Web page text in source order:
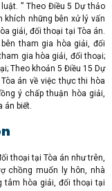
” Theo Điều 5 Dự thảo
khích những bên xử lý vấn
giải, đối thoại tại Tòa án.
tham gia hòa giải, đối
gia hòa giải, đối thoại;
Theo khoản 5 Điều 15 Dự
án về việc thực thi hòa
ý chấp thuận hòa giải,
biết.
thoại tại Tòa án như trên,
chồng muốn ly hôn, nhà
tâm hòa giải, đối thoại tại